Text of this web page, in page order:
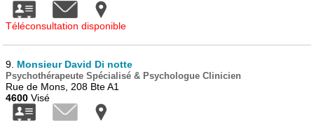
Téléconsultation disponible
9. Monsieur David Di notte
Psychothérapeute Spécialisé & Psychologue Clinicien
Rue de Mons, 208 Bte A1
4600 Visé